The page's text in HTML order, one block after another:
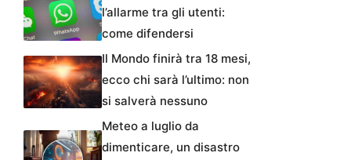
l’allarme tra gli utenti:
come difendersi
Il Mondo finirà tra 18 mesi,
ecco chi sarà l’ultimo: non
si salverà nessuno
Meteo a luglio da
dimenticare, un disastro